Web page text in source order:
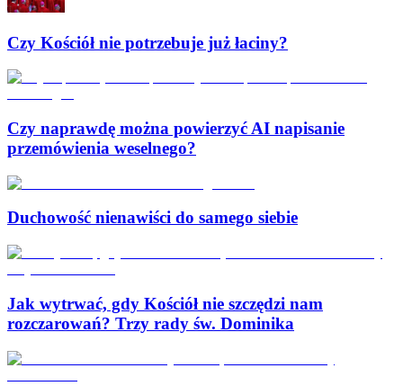
Czy Kościół nie potrzebuje już łaciny?
Czy naprawdę można powierzyć AI napisanie
przemówienia weselnego?
Duchowość nienawiści do samego siebie
Jak wytrwać, gdy Kościół nie szczędzi nam
rozczarowań? Trzy rady św. Dominika